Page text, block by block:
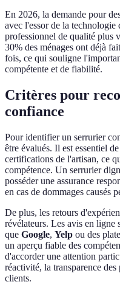
En 2026, la demande pour
avec l'essor de la
professionnel de qualité plus
30% des ménages ont déjà
fois, ce qui souligne
compétente et de fiabilité.
Critères pour
confiance
Pour identifier un serrurier
être évalués. Il est essentiel
certifications de l'artisan, ce
compétence. Un serrurier
posséder une assurance
en cas de dommages causés
De plus, les retours
révélateurs. Les avis en ligne
que Google, Yelp ou des
un aperçu fiable des
d'accorder une attention
réactivité, la transparence
clients.